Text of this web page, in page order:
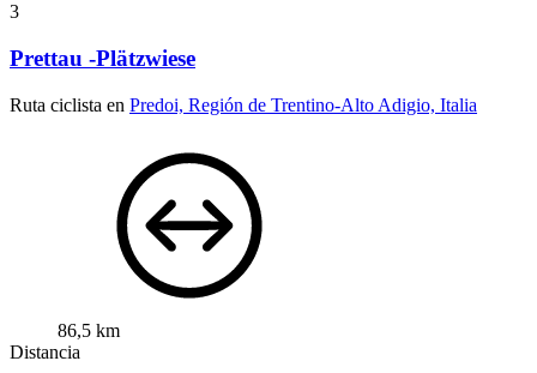
3
Prettau -Plätzwiese
Ruta ciclista en Predoi, Región de Trentino-Alto Adigio, Italia
86,5 km
Distancia